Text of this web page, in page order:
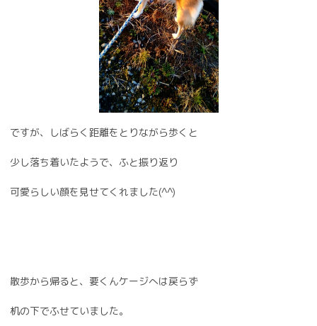
ですが、しばらく距離をとりながら歩くと
少し落ち着いたようで、ふと振り返り
可愛らしい顔を見せてくれました(^^)
散歩から帰ると、要くんケージへは戻らず
机の下でふせていました。